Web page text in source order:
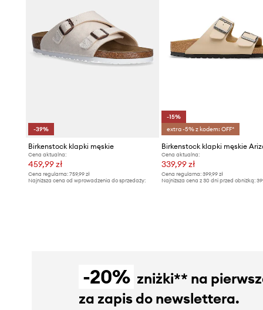
-39%
Birkenstock klapki męskie
Cena aktualna:
459,99 zł
Cena regularna: 759,99 zł
Najniższa cena od wprowadzenia do sprzedaży:
-15%
extra -5% z kodem: OFF*
Birkenstock klapki męskie
Cena aktualna:
339,99 zł
Cena regularna:399,99 zł
Najniższa cena z 30 dni przed obniżką:
-20% zniżki** na
za zapis do newslettera.